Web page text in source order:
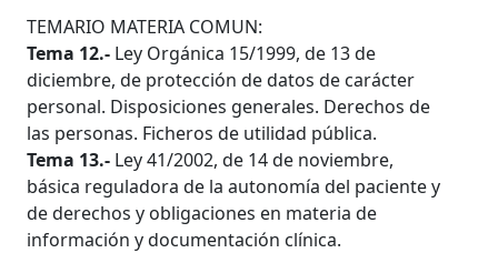
TEMARIO MATERIA COMUN:
Tema 12.- Ley Orgánica 15/1999, de 13 de
diciembre, de protección de datos de carácter
personal. Disposiciones generales. Derechos de
las personas. Ficheros de utilidad pública.
Tema 13.- Ley 41/2002, de 14 de noviembre,
básica reguladora de la autonomía del paciente y
de derechos y obligaciones en materia de
información y documentación clínica.